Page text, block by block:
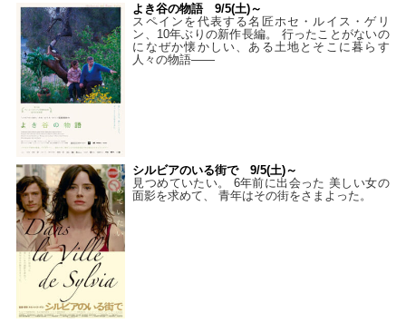
よき谷の物語 9/5(土)～
スペインを代表する名匠ホセ・ルイス・ゲリ
ン、10年ぶりの新作長編。 行ったことがないの
になぜか懐かしい、ある土地とそこに暮らす
人々の物語――
シルビアのいる街で 9/5(土)～
見つめていたい。 6年前に出会った 美しい女の
面影を求めて、 青年はその街をさまよった。